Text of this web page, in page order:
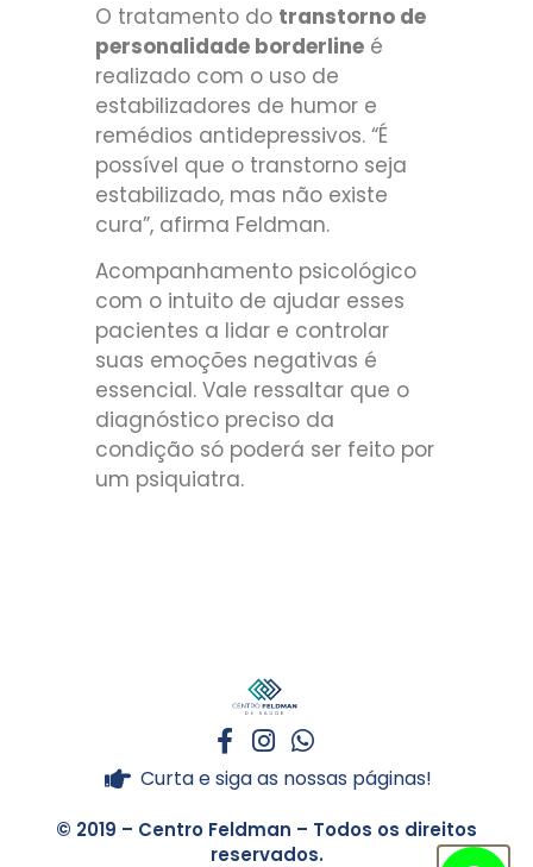
O tratamento do transtorno de
personalidade borderline é
realizado com o uso de
estabilizadores de humor e
remédios antidepressivos. “É
possível que o transtorno seja
estabilizado, mas não existe
cura”, afirma Feldman.
Acompanhamento psicológico
com o intuito de ajudar esses
pacientes a lidar e controlar
suas emoções negativas é
essencial. Vale ressaltar que o
diagnóstico preciso da
condição só poderá ser feito por
um psiquiatra.
Curta e siga as nossas páginas!
© 2019 – Centro Feldman – Todos os direitos
reservados.